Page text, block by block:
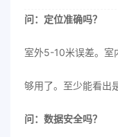
问：定位准确吗？
室外5-10米误差。室
够用了。至少能看出
问：数据安全吗？